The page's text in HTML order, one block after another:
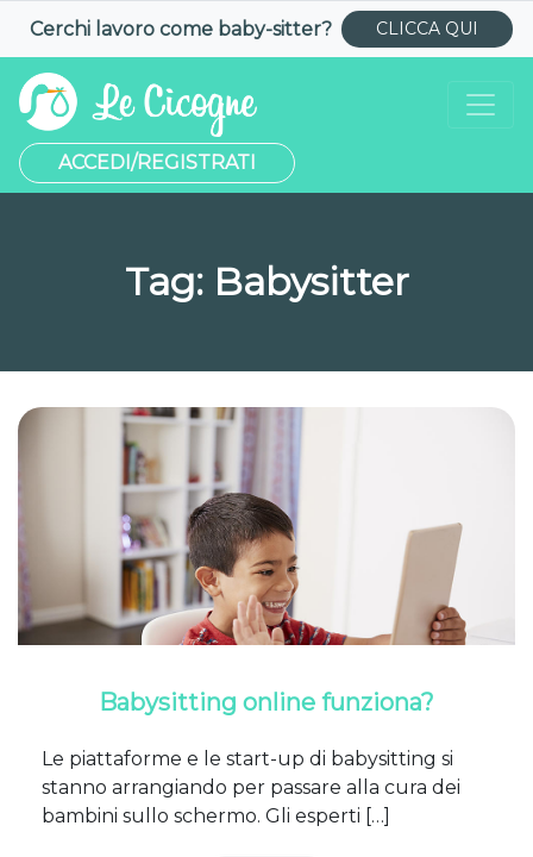
Cerchi lavoro come baby-sitter? CLICCA QUI
ACCEDI/REGISTRATI
Tag: Babysitter
Babysitting online funziona?
Le piattaforme e le start-up di babysitting si
stanno arrangiando per passare alla cura dei
bambini sullo schermo. Gli esperti […]